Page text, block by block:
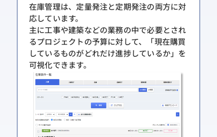
在庫管理は、定量発注と定期発注の両方に対
応しています。
主に工事や建築などの業務の中で必要とされ
るプロジェクトの予算に対して、「現在購買
しているものがどれだけ進捗しているか」を
可視化できます。